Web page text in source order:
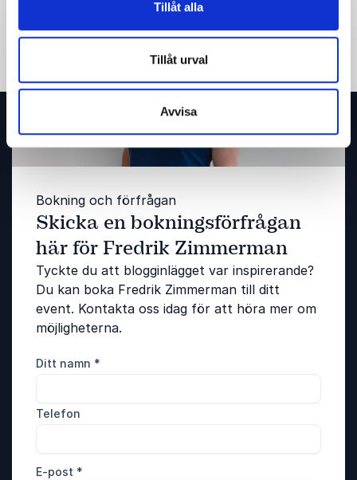
Tillåt alla
Tillåt urval
Avvisa
Bokning och förfrågan
Skicka en bokningsförfrågan
här för Fredrik Zimmerman
Tyckte du att blogginlägget var inspirerande?
Du kan boka Fredrik Zimmerman till ditt
event. Kontakta oss idag för att höra mer om
möjligheterna.
Ditt namn *
Telefon
E-post *